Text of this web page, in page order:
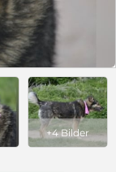
+4 Bilder